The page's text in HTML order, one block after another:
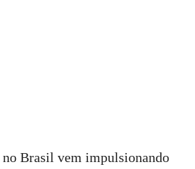
Brasil vem impulsionando